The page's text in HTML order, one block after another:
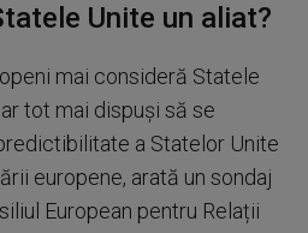
Unite un aliat?
mai consideră Statele
tot mai dispuși să se
a Statelor Unite
europene, arată un sondaj
European pentru Relații